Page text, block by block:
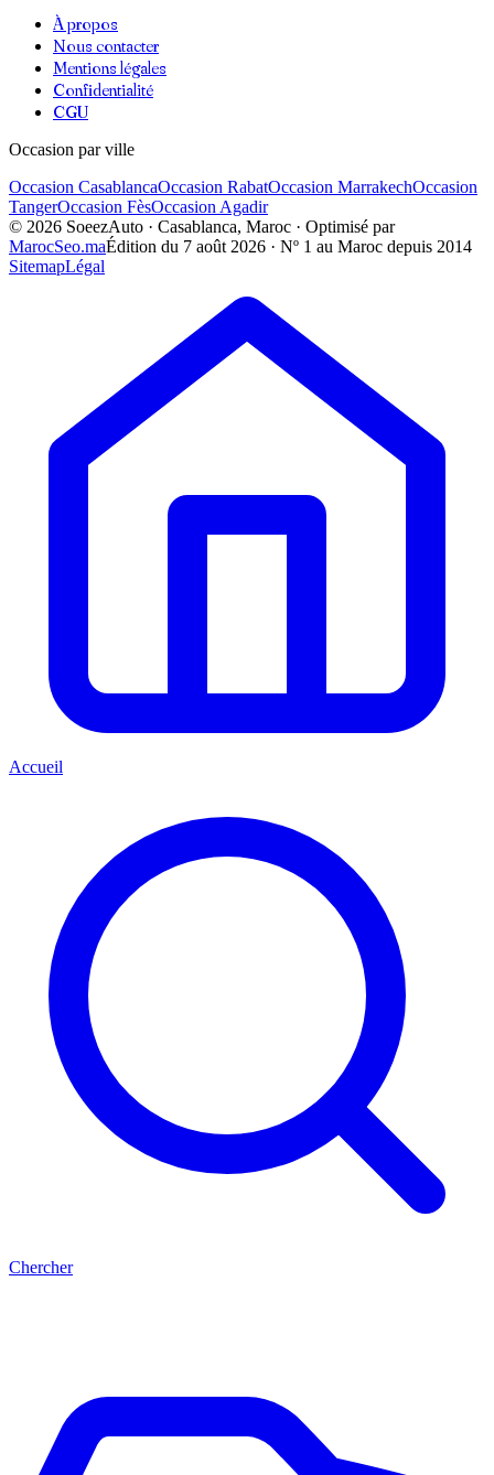
À propos
Nous contacter
Mentions légales
Confidentialité
CGU
Occasion par ville
Occasion CasablancaOccasion RabatOccasion MarrakechOccasion
TangerOccasion FèsOccasion Agadir
© 2026 SoeezAuto · Casablanca, Maroc · Optimisé par
MarocSeo.maÉdition du 7 août 2026 · Nº 1 au Maroc depuis 2014
SitemapLégal
Accueil
Chercher